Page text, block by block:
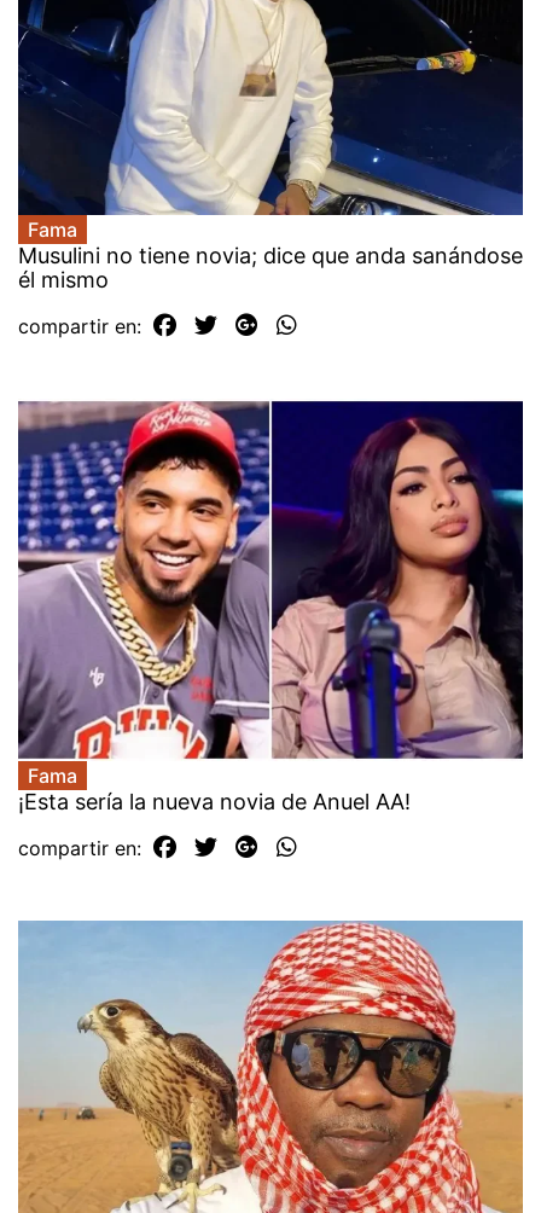
Fama
Musulini no tiene novia; dice que anda sanándose
él mismo
compartir en:
Fama
¡Esta sería la nueva novia de Anuel AA!
compartir en: